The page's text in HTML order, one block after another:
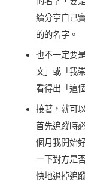
續分享自己
的的名字。
也不一定要
文」或「我
看得出「這
接著，就可
首先追蹤時
個月我開始
一下對方是
快地退掉追